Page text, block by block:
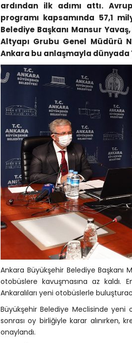
ardından ilk adımı attı.
programı kapsamında 57,1
Belediye Başkanı Mansur
Altyapı Grubu Genel Müdürü
Ankara bu anlaşmayla dünyada
Ankara Büyükşehir Belediye Başkanı
otobüslere kavuşmasına az kaldı.
Ankaralıları yeni otobüslerle
Büyükşehir Belediye Meclisinde yeni
sonrası oy birliğiyle karar alınırken,
onaylandı.